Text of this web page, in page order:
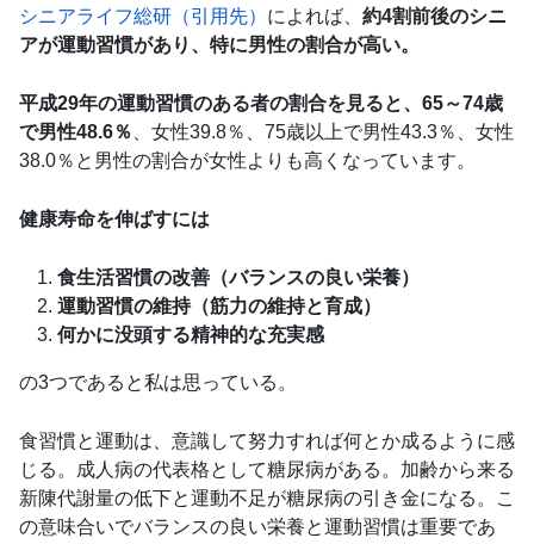
シニアライフ総研（引用先） によれば、 約4割前後のシニ
アが運動習慣があり、特に男性の割合が高い。
平成29年の運動習慣のある者の割合を見ると、65～74歳
で男性48.6％
、女性39.8％、75歳以上で男性43.3％、女性
38.0％と男性の割合が女性よりも高くなっています。
健康寿命を伸ばすには
食生活習慣の改善（バランスの良い栄養）
運動習慣の維持（筋力の維持と育成）
何かに没頭する精神的な充実感
の3つであると私は思っている。
食習慣と運動は、意識して努力すれば何とか成るように感
じる。成人病の代表格として糖尿病がある。加齢から来る
新陳代謝量の低下と運動不足が糖尿病の引き金になる。こ
の意味合いでバランスの良い栄養と運動習慣は重要であ